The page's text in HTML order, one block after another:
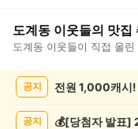
도계동 이웃들의 맛집
도계동 이웃들이 직접 올린
공지 전원 1,000캐시!
공지